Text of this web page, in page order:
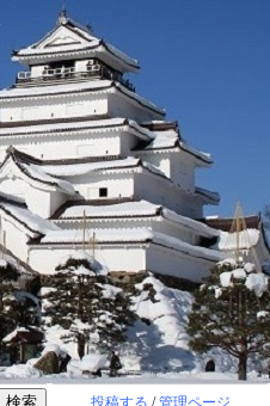
投稿する /管理ページ